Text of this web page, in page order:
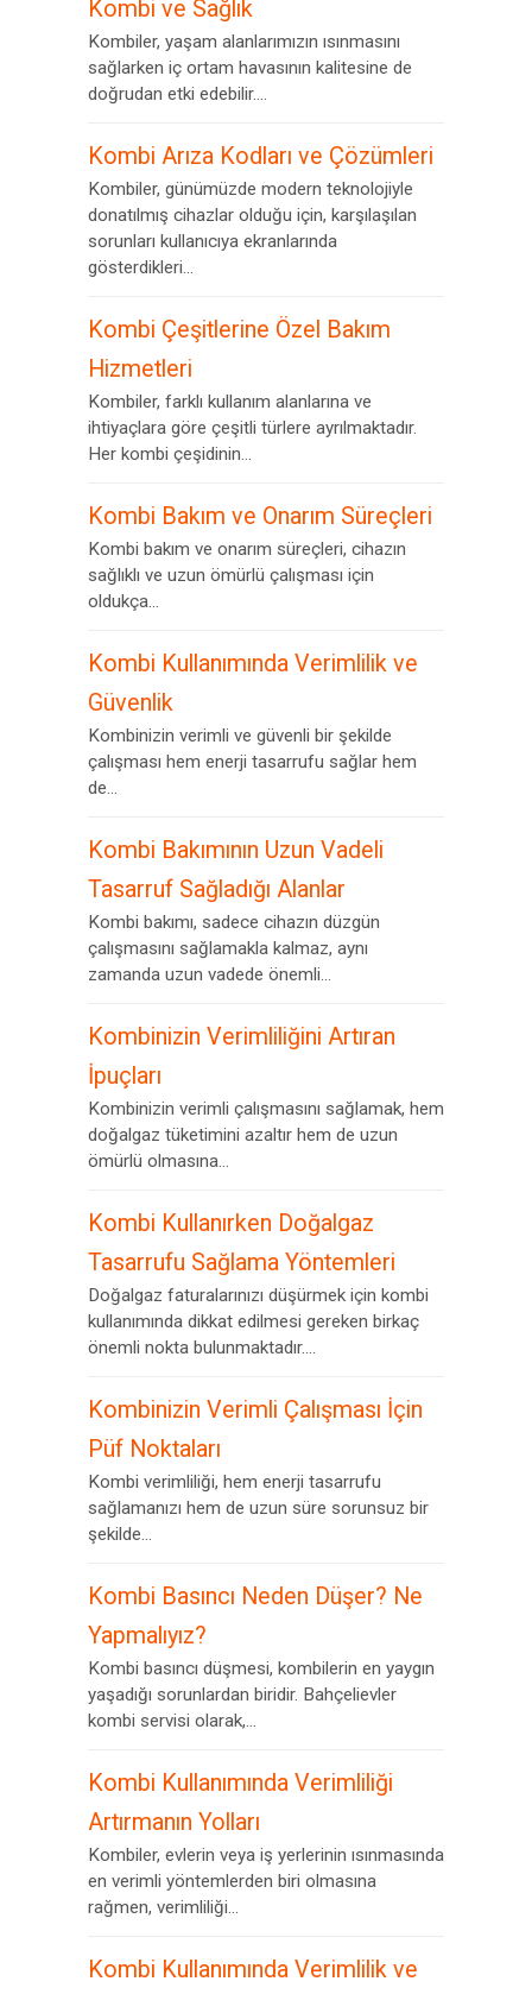
Kombi ve Sağlık
Kombiler, yaşam alanlarımızın ısınmasını
sağlarken iç ortam havasının kalitesine de
doğrudan etki edebilir....
Kombi Arıza Kodları ve Çözümleri
Kombiler, günümüzde modern teknolojiyle
donatılmış cihazlar olduğu için, karşılaşılan
sorunları kullanıcıya ekranlarında
gösterdikleri...
Kombi Çeşitlerine Özel Bakım
Hizmetleri
Kombiler, farklı kullanım alanlarına ve
ihtiyaçlara göre çeşitli türlere ayrılmaktadır.
Her kombi çeşidinin...
Kombi Bakım ve Onarım Süreçleri
Kombi bakım ve onarım süreçleri, cihazın
sağlıklı ve uzun ömürlü çalışması için
oldukça...
Kombi Kullanımında Verimlilik ve
Güvenlik
Kombinizin verimli ve güvenli bir şekilde
çalışması hem enerji tasarrufu sağlar hem
de...
Kombi Bakımının Uzun Vadeli
Tasarruf Sağladığı Alanlar
Kombi bakımı, sadece cihazın düzgün
çalışmasını sağlamakla kalmaz, aynı
zamanda uzun vadede önemli...
Kombinizin Verimliliğini Artıran
İpuçları
Kombinizin verimli çalışmasını sağlamak, hem
doğalgaz tüketimini azaltır hem de uzun
ömürlü olmasına...
Kombi Kullanırken Doğalgaz
Tasarrufu Sağlama Yöntemleri
Doğalgaz faturalarınızı düşürmek için kombi
kullanımında dikkat edilmesi gereken birkaç
önemli nokta bulunmaktadır....
Kombinizin Verimli Çalışması İçin
Püf Noktaları
Kombi verimliliği, hem enerji tasarrufu
sağlamanızı hem de uzun süre sorunsuz bir
şekilde...
Kombi Basıncı Neden Düşer? Ne
Yapmalıyız?
Kombi basıncı düşmesi, kombilerin en yaygın
yaşadığı sorunlardan biridir. Bahçelievler
kombi servisi olarak,...
Kombi Kullanımında Verimliliği
Artırmanın Yolları
Kombiler, evlerin veya iş yerlerinin ısınmasında
en verimli yöntemlerden biri olmasına
rağmen, verimliliği...
Kombi Kullanımında Verimlilik ve